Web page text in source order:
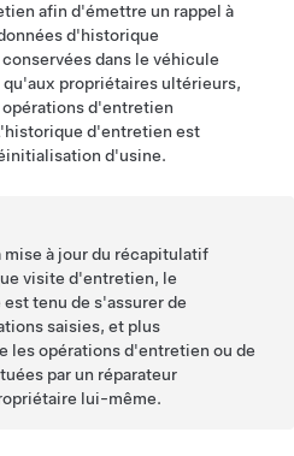
afin d'émettre un rappel à
d'historique
dans le véhicule
propriétaires ultérieurs,
d'entretien
d'entretien est
d'usine.
mise à jour du récapitulatif
visite d'entretien, le
tenu de s'assurer de
saisies, et plus
les opérations d'entretien ou de
par un réparateur
lui-même.